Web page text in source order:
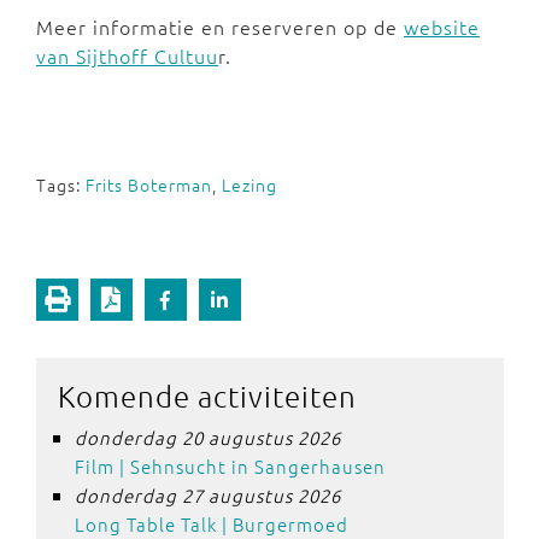
Meer informatie en reserveren op de website
van Sijthoff Cultuur.
Tags: Frits Boterman, Lezing
Komende activiteiten
donderdag 20 augustus 2026
Film | Sehnsucht in Sangerhausen
donderdag 27 augustus 2026
Long Table Talk | Burgermoed